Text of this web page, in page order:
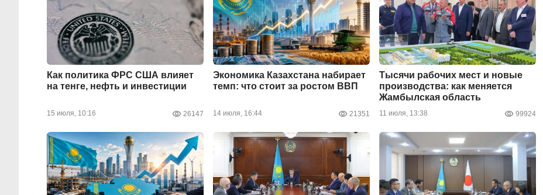
Как политика ФРС США влияет
на тенге, нефть и инвестиции
15 июля, 10:16 26147
Экономика Казахстана набирает
темп: что стоит за ростом ВВП
14 июля, 16:44 21351
Тысячи рабочих мест и новые
производства: как меняется
Жамбылская область
11 июля, 13:38 99924